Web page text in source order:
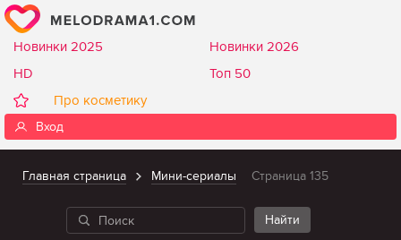
Новинки 2025
Новинки 2026
HD
Топ 50
Про косметику
Вход
Главная страница Мини-сериалы Страница 135